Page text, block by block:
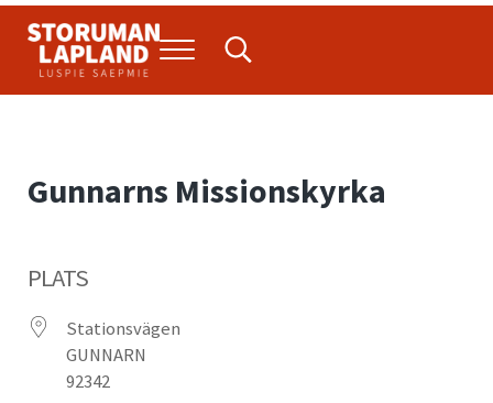
Storuman Lapland
Menu Search...
Gunnarns Missionskyrka
PLATS
Stationsvägen
GUNNARN
92342